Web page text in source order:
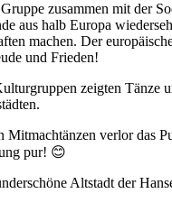
zusammen mit der
aus halb Europa
machen. Der
und Frieden!
zeigten Tänze
Mitmachtänzen verlor das
pur! 😊
Altstadt der